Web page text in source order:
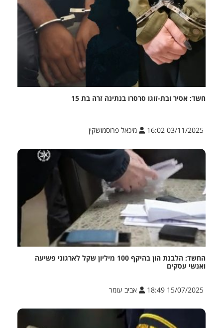
חשד: אסיר ובת-זוגו סרסרו בנתינה זרה בת 15
03/11/2025 16:02 מיכאל פרוסמושקין
החשד: הלבנת הון בהיקף 100 מיליון שקל לארגוני פשיעה
ואנשי עסקים
15/07/2025 18:49 אביב עומר